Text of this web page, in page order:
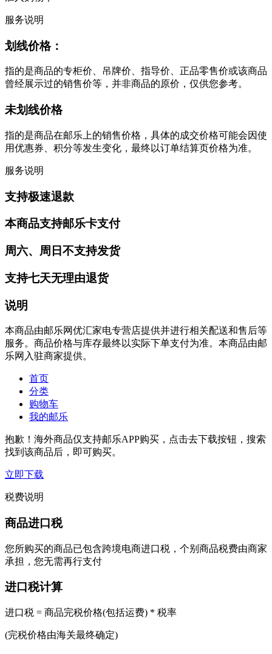
服务说明
划线价格：
指的是商品的专柜价、吊牌价、指导价、正品零售价或该商品
曾经展示过的销售价等，并非商品的原价，仅供您参考。
未划线价格
指的是商品在邮乐上的销售价格，具体的成交价格可能会因使
用优惠券、积分等发生变化，最终以订单结算页价格为准。
服务说明
支持极速退款
本商品支持邮乐卡支付
周六、周日不支持发货
支持七天无理由退货
说明
本商品由邮乐网优汇家电专营店提供并进行相关配送和售后等
服务。商品价格与库存最终以实际下单支付为准。本商品由邮
乐网入驻商家提供。
首页
分类
购物车
我的邮乐
抱歉！海外商品仅支持邮乐APP购买，点击去下载按钮，搜索
找到该商品后，即可购买。
立即下载
税费说明
商品进口税
您所购买的商品已包含跨境电商进口税，个别商品税费由商家
承担，您无需再行支付
进口税计算
进口税 = 商品完税价格(包括运费) * 税率
(完税价格由海关最终确定)